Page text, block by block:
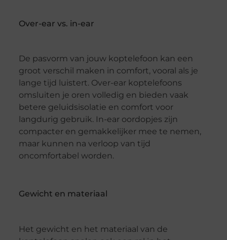
Over-ear vs. in-ear
De pasvorm van jouw koptelefoon kan een
groot verschil maken in comfort, vooral als je
lange tijd luistert. Over-ear koptelefoons
omsluiten je oren volledig en bieden vaak
betere geluidsisolatie en comfort voor
langdurig gebruik. In-ear oordopjes zijn
compacter en gemakkelijker mee te nemen,
maar kunnen na verloop van tijd
oncomfortabel worden.
Gewicht en materiaal
Het gewicht en het materiaal van de